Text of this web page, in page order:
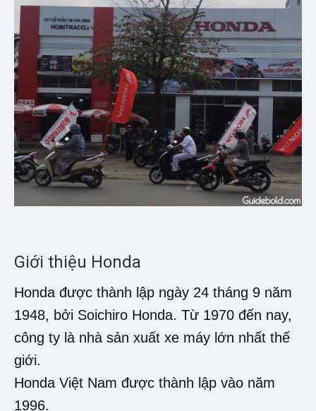
Giới thiệu Honda
Honda được thành lập ngày 24 tháng 9 năm
1948, bởi Soichiro Honda. Từ 1970 đến nay,
công ty là nhà sản xuất xe máy lớn nhất thế
giới.
Honda Việt Nam được thành lập vào năm
1996.